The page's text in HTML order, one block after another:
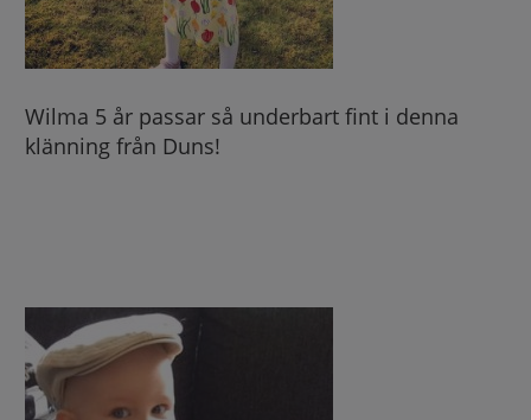
Wilma 5 år passar så underbart fint i denna
klänning från Duns!